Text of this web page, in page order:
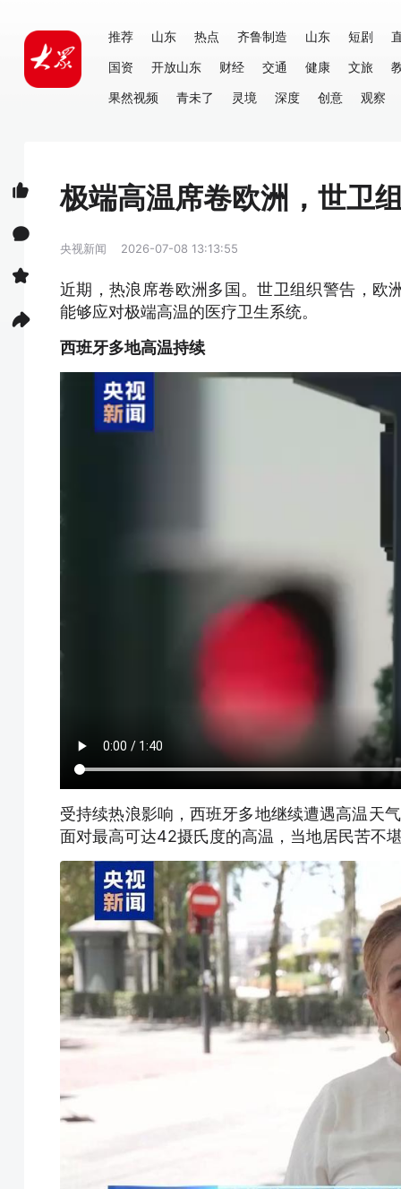
推荐 山东 热点 齐鲁制造 山东 短剧
国资
开放山东 财经 交通 健康 文旅
果然视频
青未了 灵境 深度 创意 观察
极端高温席卷欧洲，世卫
央视新闻 2026-07-08 13:13:55
近期，热浪席卷欧洲多国。世卫组织警告，欧
能够应对极端高温的医疗卫生系统。
西班牙多地高温持续
受持续热浪影响，西班牙多地继续遭遇高温天
面对最高可达42摄氏度的高温，当地居民苦不